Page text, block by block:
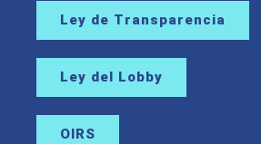
Ley de Transparencia
Ley del Lobby
OIRS